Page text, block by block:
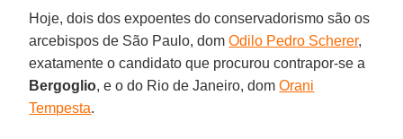
Hoje, dois dos expoentes do conservadorismo são os
arcebispos de São Paulo, domOdilo Pedro Scherer,
exatamente o candidato que procurou contrapor-se a
Bergoglio, e o do Rio de Janeiro, domOrani
Tempesta.